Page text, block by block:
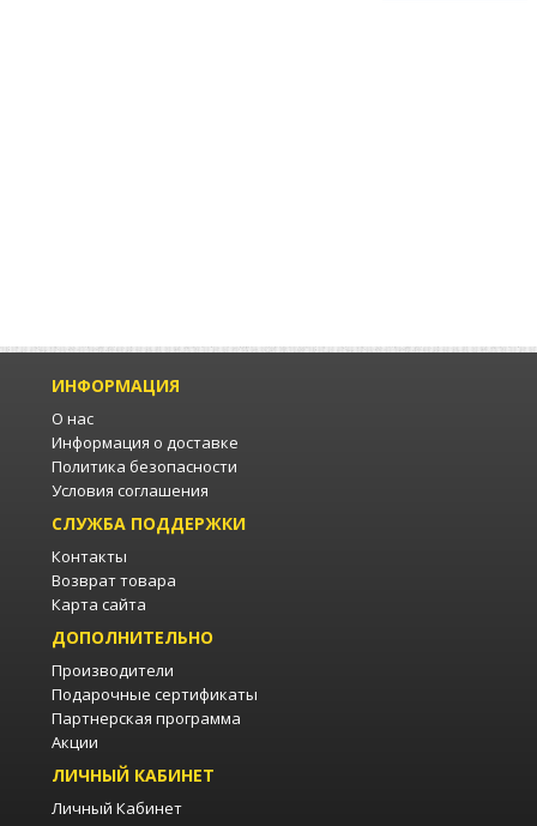
ИНФОРМАЦИЯ
О нас
Информация о доставке
Политика безопасности
Условия соглашения
СЛУЖБА ПОДДЕРЖКИ
Контакты
Возврат товара
Карта сайта
ДОПОЛНИТЕЛЬНО
Производители
Подарочные сертификаты
Партнерская программа
Акции
ЛИЧНЫЙ КАБИНЕТ
Личный Кабинет